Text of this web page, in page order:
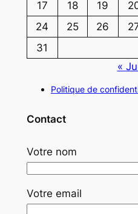
17
18 19
24
25 26
31
«
Politique de
Contact
Votre nom
Votre email